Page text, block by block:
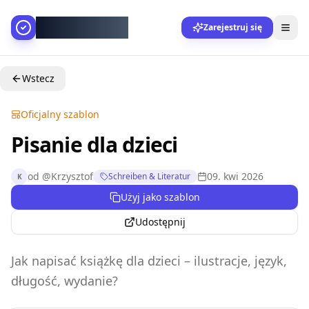
Zarejestruj się
Wstecz
Oficjalny szablon
Pisanie dla dzieci
K od @Krzysztof Schreiben & Literatur
09. kwi 2026
Użyj jako szablon
Udostępnij
Jak napisać książkę dla dzieci – ilustracje, język,
długość, wydanie?